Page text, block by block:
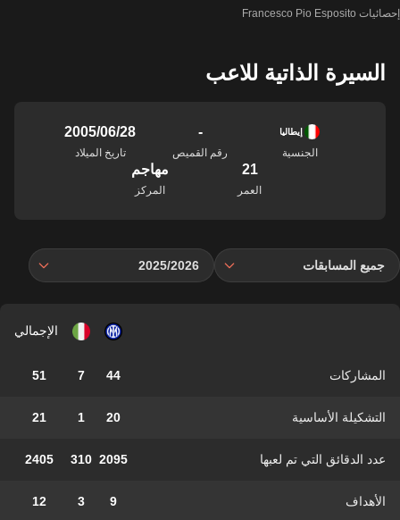
إحصائيات Francesco Pio Esposito
السيرة الذاتية للاعب
إيطاليا
الجنسية
-
رقم القميص
28‏/06‏/2005
تاريخ الميلاد
21
العمر
مهاجم
المركز
جميع المسابقات 2025/2026
الإجمالي
المشاركات 44
7
51
التشكيلة الأساسية 20
1
21
عدد الدقائق التي تم لعبها 2095
310
2405
الأهداف 9
3
12